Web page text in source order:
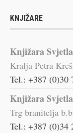
KNJIŽARE
Knjižara
Kralja Petra
Tel.: +387 (0)30
Knjižara
Trg branitelja
Tel.: +387 (0)34